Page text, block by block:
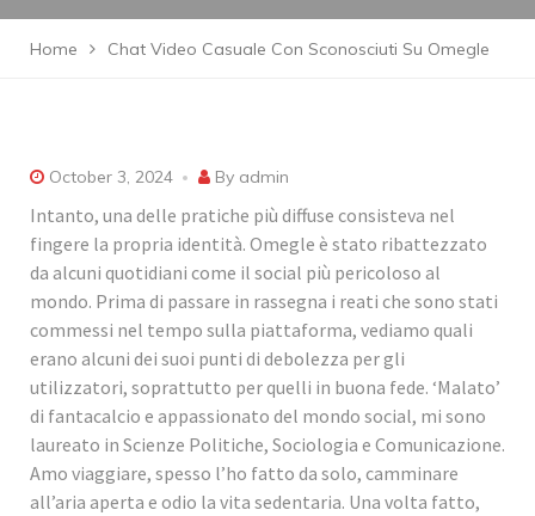
Home Chat Video Casuale Con Sconosciuti Su Omegle
October 3, 2024 By admin
Intanto, una delle pratiche più diffuse consisteva nel
fingere la propria identità. Omegle è stato ribattezzato
da alcuni quotidiani come il social più pericoloso al
mondo. Prima di passare in rassegna i reati che sono stati
commessi nel tempo sulla piattaforma, vediamo quali
erano alcuni dei suoi punti di debolezza per gli
utilizzatori, soprattutto per quelli in buona fede. ‘Malato’
di fantacalcio e appassionato del mondo social, mi sono
laureato in Scienze Politiche, Sociologia e Comunicazione.
Amo viaggiare, spesso l’ho fatto da solo, camminare
all’aria aperta e odio la vita sedentaria. Una volta fatto,